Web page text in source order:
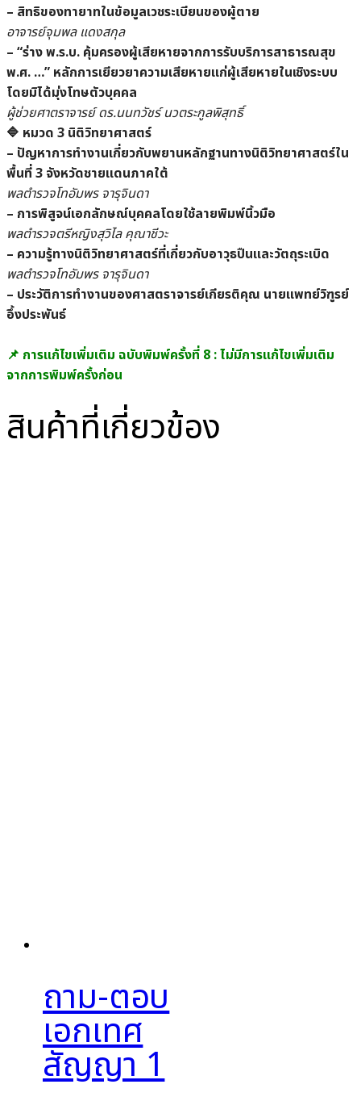
– สิทธิของทายาทในข้อมูลเวชระเบียนของผู้ตาย
อาจารย์จุมพล แดงสกุล
– “ร่าง พ.ร.บ. คุ้มครองผู้เสียหายจากการรับบริการสาธารณสุข
พ.ศ. …” หลักการเยียวยาความเสียหายแก่ผู้เสียหายในเชิงระบบ
โดยมิได้มุ่งโทษตัวบุคคล
ผู้ช่วยศาตราจารย์ ดร.นนทวัชร์ นวตระกูลพิสุทธิ์
🔷 หมวด 3 นิติวิทยาศาสตร์
– ปัญหาการทำงานเกี่ยวกับพยานหลักฐานทางนิติวิทยาศาสตร์ใน
พื้นที่ 3 จังหวัดชายแดนภาคใต้
พลตำรวจโทอัมพร จารุจินดา
– การพิสูจน์เอกลักษณ์บุคคลโดยใช้ลายพิมพ์นิ้วมือ
พลตำรวจตรีหญิงสุวิไล คุณาชีวะ
– ความรู้ทางนิติวิทยาศาสตร์ที่เกี่ยวกับอาวุธปืนและวัตถุระเบิด
พลตำรวจโทอัมพร จารุจินดา
– ประวัติการทำงานของศาสตราจารย์เกียรติคุณ นายแพทย์วิฑูรย์
อึ้งประพันธ์
📌 การแก้ไขเพิ่มเติม ฉบับพิมพ์ครั้งที่ 8 : ไม่มีการแก้ไขเพิ่มเติม
จากการพิมพ์ครั้งก่อน
สินค้าที่เกี่ยวข้อง
ถาม-ตอบ
เอกเทศ
สัญญา 1